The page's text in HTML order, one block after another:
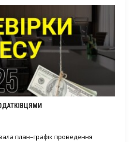
план–графік проведення